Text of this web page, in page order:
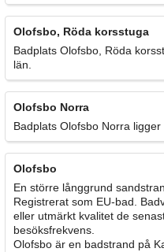
Olofsbo, Röda korsstuga
Badplats Olofsbo, Röda
län.
Olofsbo Norra
Badplats Olofsbo Norra
Olofsbo
En större långgrund
Registrerat som EU-bad.
eller utmärkt kvalitet de
besöksfrekvens.
Olofsbo är en badstrand på